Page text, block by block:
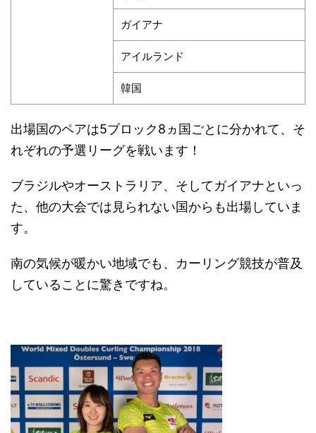
ガイアナ
アイルランド
韓国
出場国のペアは5ブロック8ヵ国ごとに分かれて、そ
れぞれの予選リーグを戦います！
ブラジルやオーストラリア、そしてガイアナといっ
た、他の大会では見られない国からも出場していま
す。
南の気候が暖かい地域でも、カーリング競技が普及
していることに驚きですね。